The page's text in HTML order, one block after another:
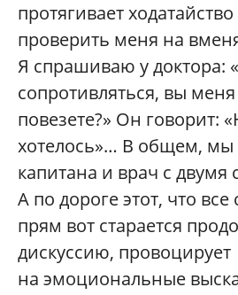
протягивает
проверить меня на
Я спрашиваю у доктора:
сопротивляться, вы
повезете?» Он говорит:
хотелось»… В общем, мы
капитана и врач с двумя
А по дороге этот, что
прям вот старается
дискуссию, провоцирует
на эмоциональные